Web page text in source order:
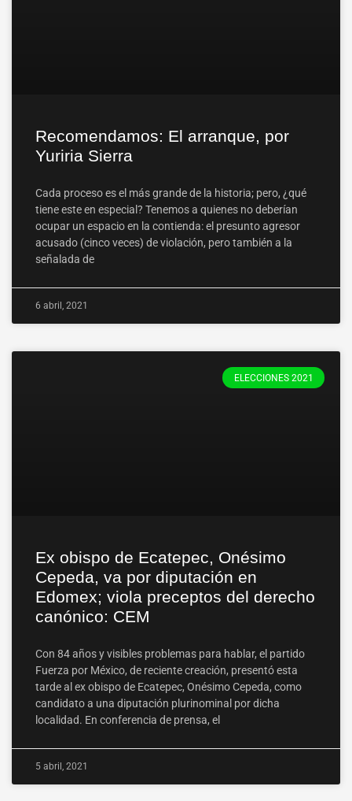
Recomendamos: El arranque, por
Yuriria Sierra
Cada proceso es el más grande de la historia; pero, ¿qué
tiene este en especial? Tenemos a quienes no deberían
ocupar un espacio en la contienda: el presunto agresor
acusado (cinco veces) de violación, pero también a la
señalada de
6 abril, 2021
ELECCIONES 2021
Ex obispo de Ecatepec, Onésimo
Cepeda, va por diputación en
Edomex; viola preceptos del derecho
canónico: CEM
Con 84 años y visibles problemas para hablar, el partido
Fuerza por México, de reciente creación, presentó esta
tarde al ex obispo de Ecatepec, Onésimo Cepeda, como
candidato a una diputación plurinominal por dicha
localidad. En conferencia de prensa, el
5 abril, 2021